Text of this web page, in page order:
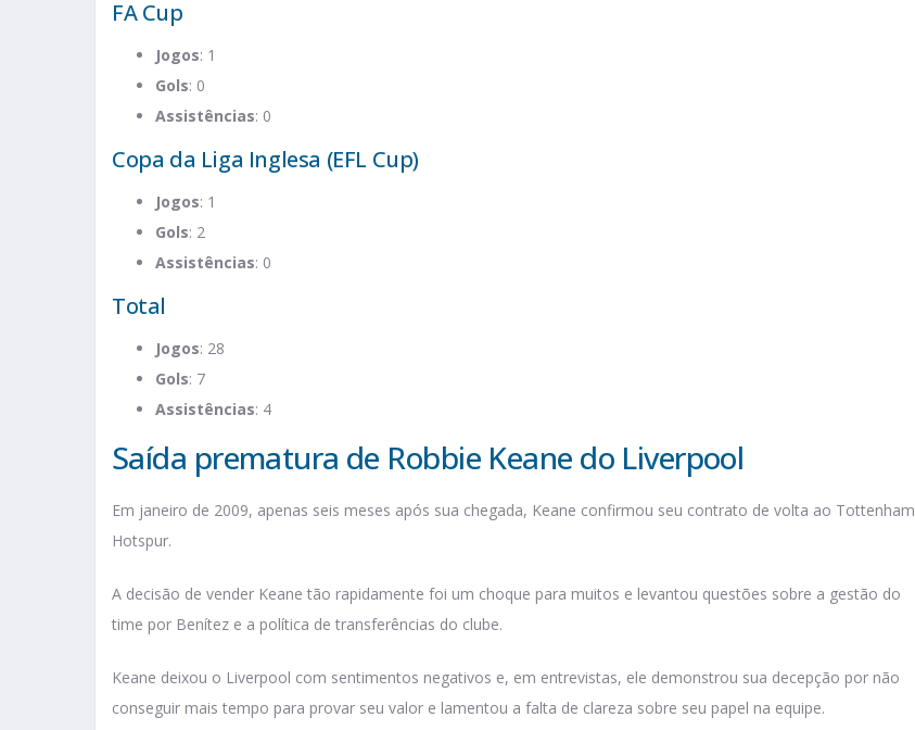
FA Cup
Jogos: 1
Gols: 0
Assistências: 0
Copa da Liga Inglesa (EFL Cup)
Jogos: 1
Gols: 2
Assistências: 0
Total
Jogos: 28
Gols: 7
Assistências: 4
Saída prematura de Robbie Keane do Liverpool
Em janeiro de 2009, apenas seis meses após sua chegada, Keane confirmou seu contrato de volta ao Tottenham
Hotspur.
A decisão de vender Keane tão rapidamente foi um choque para muitos e levantou questões sobre a gestão do
time por Benítez e a política de transferências do clube.
Keane deixou o Liverpool com sentimentos negativos e, em entrevistas, ele demonstrou sua decepção por não
conseguir mais tempo para provar seu valor e lamentou a falta de clareza sobre seu papel na equipe.